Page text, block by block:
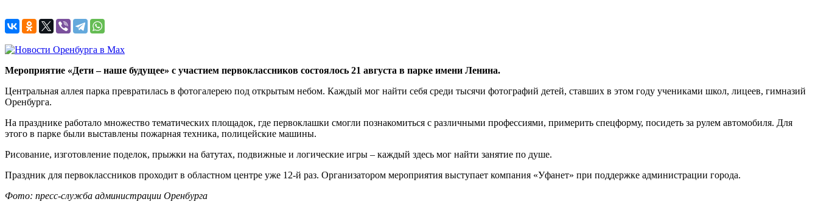
Мероприятие «Дети – наше будущее» с участием первоклассников состоялось 21 августа в парке имени Ленина.
Центральная аллея парка превратилась в фотогалерею под открытым небом. Каждый мог найти себя среди тысячи фотографий детей, ставших в этом году учениками школ, лицеев, гимназий
Оренбурга.
На празднике работало множество тематических площадок, где первоклашки смогли познакомиться с различными профессиями, примерить спецформу, посидеть за рулем автомобиля. Для
этого в парке были выставлены пожарная техника, полицейские машины.
Рисование, изготовление поделок, прыжки на батутах, подвижные и логические игры – каждый здесь мог найти занятие по душе.
Праздник для первоклассников проходит в областном центре уже 12-й раз. Организатором мероприятия выступает компания «Уфанет» при поддержке администрации города.
Фото: пресс-служба администрации Оренбурга